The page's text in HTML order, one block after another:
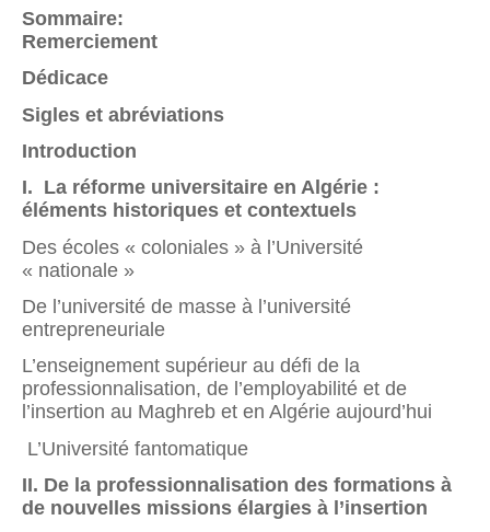
Sommaire:
Remerciement
Dédicace
Sigles et abréviations
Introduction
I. La réforme universitaire en Algérie :
éléments historiques et contextuels
Des écoles « coloniales » à l’Université
« nationale »
De l’université de masse à l’université
entrepreneuriale
L’enseignement supérieur au défi de la
professionnalisation, de l’employabilité et de
l’insertion au Maghreb et en Algérie aujourd’hui
L’Université fantomatique
II. De la professionnalisation des formations à
de nouvelles missions élargies à l’insertion